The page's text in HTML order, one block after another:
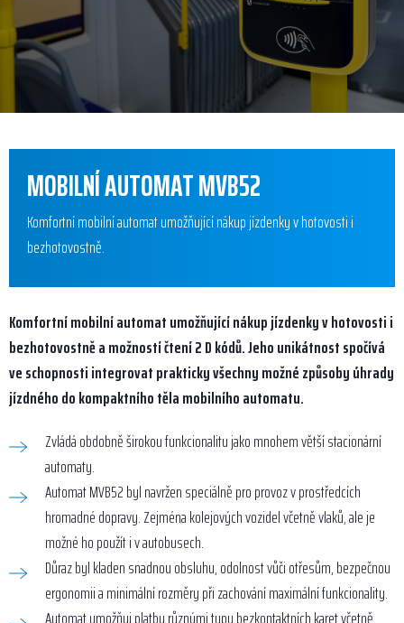
MOBILNÍ AUTOMAT MVB52
Komfortní mobilní automat umožňující nákup jízdenky v hotovosti i
bezhotovostně.
Komfortní mobilní automat umožňující nákup jízdenky v hotovosti i
bezhotovostně a možností čtení 2 D kódů. Jeho unikátnost spočívá
ve schopnosti integrovat prakticky všechny možné způsoby úhrady
jízdného do kompaktního těla mobilního automatu.
Zvládá obdobně širokou funkcionalitu jako mnohem větší stacionární
automaty.
Automat MVB52 byl navržen speciálně pro provoz v prostředcích
hromadné dopravy. Zejména kolejových vozidel včetně vlaků, ale je
možné ho použít i v autobusech.
Důraz byl kladen snadnou obsluhu, odolnost vůči otřesům, bezpečnou
ergonomii a minimální rozměry při zachování maximální funkcionality.